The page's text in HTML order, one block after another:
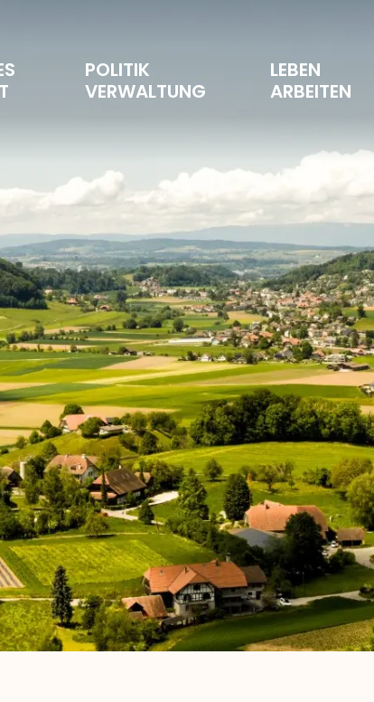
POLITIK
VERWALTUNG
LEBEN
ARBEITEN